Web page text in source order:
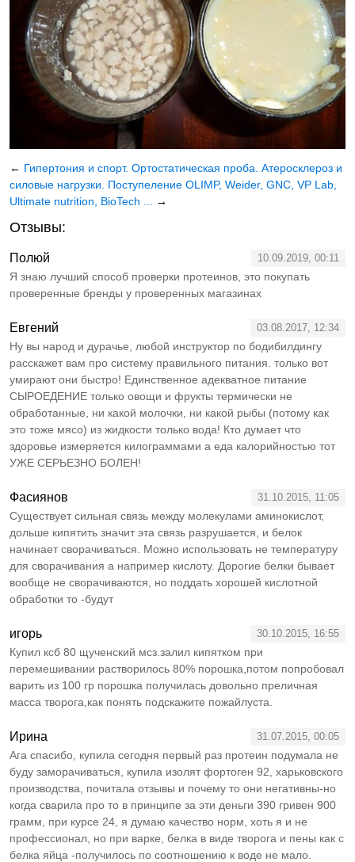
← Гипертония и спорт. Ортостатическая проба. Атеросклероз и
силовые нагрузки. Поступеление OLIMP, Weider, GNC, VP Lab,
Ultimate nutrition, BioTech ...
→
Отзывы:
Полюй 10.09.2019, 00:11
Я знаю лучший способ проверки протеинов, это покупать
проверенные бренды у проверенных магазинах
Евгений 03.08.2017, 12:34
Ну вы народ и дурачье, любой инструктор по бодибилдингу
расскажет вам про систему правильного питания. только вот
умирают они быстро! Единственное адекватное питание
СЫРОЕДЕНИЕ только овощи и фрукты термически не
обработанные, ни какой молочки, ни какой рыбы (потому как
это тоже мясо) из жидкости только вода! Кто думает что
здоровье измеряется килограммами а еда калорийностью тот
УЖЕ СЕРЬЕЗНО БОЛЕН!
Фасиянов 31.10.2015, 11:05
Существует сильная связь между молекулами аминокислот,
дольше кипятить значит эта связь разрушается, и белок
начинает сворачиваться. Можно использовать не температуру
для сворачивания а например кислоту. Дорогие белки бывает
вообще не сворачиваются, но поддать хорошей кислотной
обработки то -будут
игорь 30.10.2015, 16:55
Купил ксб 80 щученский мсз.залил кипятком при
перемешивании растворилось 80% порошка,потом попробовал
варить из 100 гр порошка получилась довольно преличная
масса творога,как понять подскажите пожайлуста.
Ирина 31.07.2015, 00:05
Ага спасибо, купила сегодня первый раз протеин подумала не
буду заморачиваться, купила изолят фортоген 92, харьковского
производства, почитала отзывы и почему то они негативны-но
когда сварила про то в принципе за эти деньги 390 гривен 900
грамм, при курсе 24, я думаю качество норм, хоть я и не
профессионал, но при варке, белка в виде творога и пены как с
белка яйца -получилось по соотношению к воде не мало.